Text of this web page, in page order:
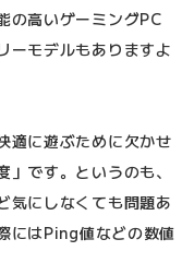
の高いゲーミングPC
ーモデルもありますよ
適に遊ぶために欠かせ
です。というのも、
気にしなくても問題あ
にはPing値などの数値